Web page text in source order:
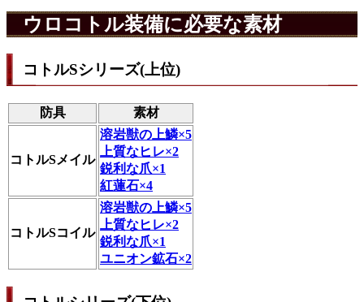
ウロコトル装備に必要な素材
コトルSシリーズ(上位)
防具 素材
コトルSメイル
溶岩獣の上鱗×5
上質なヒレ×2
鋭利な爪×1
紅蓮石×4
コトルSコイル
溶岩獣の上鱗×5
上質なヒレ×2
鋭利な爪×1
ユニオン鉱石×2